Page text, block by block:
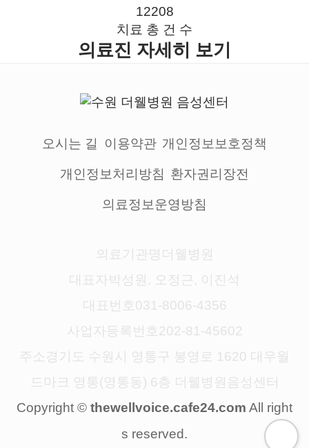
12208
치료 총 건 수
의료진 자세히 보기
오시는 길 이용약관 개인정보보호정책
개인정보처리방침 환자권리장전
의료정보운영방침
의료기관명 더웰병원
대표자 박성원, 오정근, 이진석
대표번호031-8006-4356
사업자등록번호 202-81-45602
주소경기도 수원시 영통구 봉영로 1620 대우월
드마크 영통(영통동) 6층 더웰병원음성센터
Copyright © thewellvoice.cafe24.com All right
s reserved.